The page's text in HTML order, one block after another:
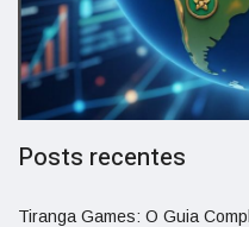
Posts recentes
Tiranga Games: O Guia